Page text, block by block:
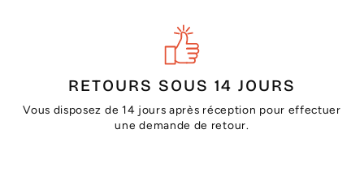
RETOURS SOUS 14 JOURS
Vous disposez de 14 jours après réception pour effectuer
une demande de retour.